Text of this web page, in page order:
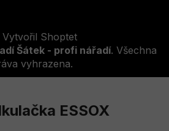
Vytvořil Shoptet
Šátek - profi nářadí. Všechna
vyhrazena.
ESSOX